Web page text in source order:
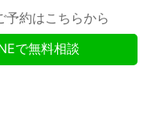
予約はこちらから
で無料相談